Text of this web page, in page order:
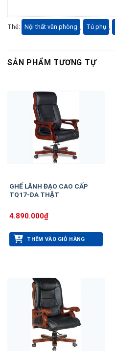
Thẻ: Nội thất văn phòng Tủ phụ
SẢN PHẨM TƯƠNG TỰ
GHẾ LÃNH ĐẠO CAO CẤP
TQ17-DA THẬT
4.890.000₫
THÊM VÀO GIỎ HÀNG